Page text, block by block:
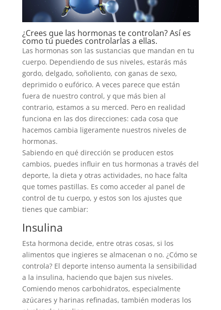
¿Crees que las hormonas te controlan? Así es
como tú puedes controlarlas a ellas.
Las hormonas son las sustancias que mandan en tu
cuerpo. Dependiendo de sus niveles, estarás más
gordo, delgado, soñoliento, con ganas de sexo,
deprimido o eufórico. A veces parece que están
fuera de nuestro control, y que más bien al
contrario, estamos a su merced. Pero en realidad
funciona en las dos direcciones: cada cosa que
hacemos cambia ligeramente nuestros niveles de
hormonas.
Sabiendo en qué dirección se producen estos
cambios, puedes influir en tus hormonas a través del
deporte, la dieta y otras actividades, no hace falta
que tomes pastillas. Es como acceder al panel de
control de tu cuerpo, y estos son los ajustes que
tienes que cambiar:
Insulina
Esta hormona decide, entre otras cosas, si los
alimentos que ingieres se almacenan o no. ¿Cómo se
controla? El deporte intenso aumenta la sensibilidad
a la insulina, haciendo que bajen sus niveles.
Comiendo menos carbohidratos, especialmente
azúcares y harinas refinadas, también moderas los